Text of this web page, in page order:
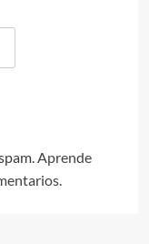
Aprende